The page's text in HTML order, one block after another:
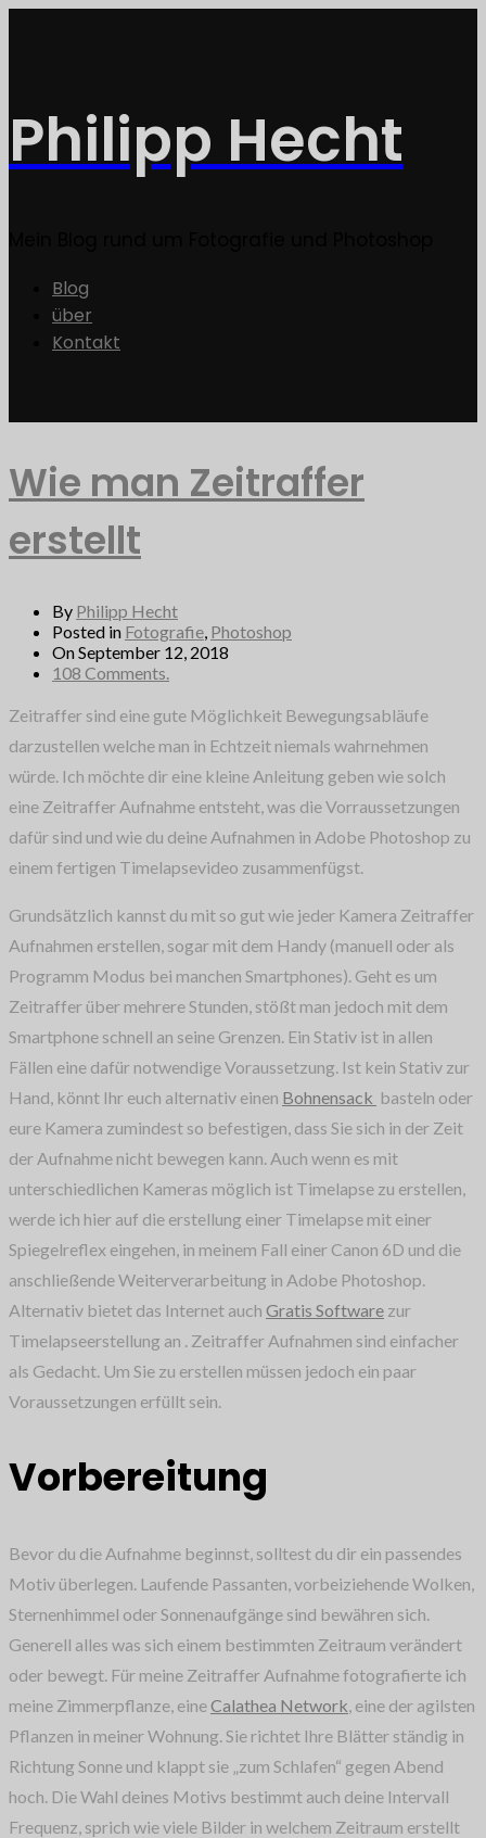
Philipp Hecht
Blog
über
Kontakt
Wie man Zeitraffer
erstellt
By Philipp Hecht
Posted in Fotografie, Photoshop
On September 12, 2018
108 Comments.
Zeitraffer sind eine gute Möglichkeit Bewegungsabläufe
darzustellen welche man in Echtzeit niemals wahrnehmen
würde. Ich möchte dir eine kleine Anleitung geben wie solch
eine Zeitraffer Aufnahme entsteht, was die Vorraussetzungen
dafür sind und wie du deine Aufnahmen in Adobe Photoshop zu
einem fertigen Timelapsevideo zusammenfügst.
Grundsätzlich kannst du mit so gut wie jeder Kamera Zeitraffer
Aufnahmen erstellen, sogar mit dem Handy (manuell oder als
Programm Modus bei manchen Smartphones). Geht es um
Zeitraffer über mehrere Stunden, stößt man jedoch mit dem
Smartphone schnell an seine Grenzen. Ein Stativ ist in allen
Fällen eine dafür notwendige Voraussetzung. Ist kein Stativ zur
Hand, könnt Ihr euch alternativ einen Bohnensack basteln oder
eure Kamera zumindest so befestigen, dass Sie sich in der Zeit
der Aufnahme nicht bewegen kann. Auch wenn es mit
unterschiedlichen Kameras möglich ist Timelapse zu erstellen,
werde ich hier auf die erstellung einer Timelapse mit einer
Spiegelreflex eingehen, in meinem Fall einer Canon 6D und die
anschließende Weiterverarbeitung in Adobe Photoshop.
Alternativ bietet das Internet auch Gratis Software zur
Timelapseerstellung an . Zeitraffer Aufnahmen sind einfacher
als Gedacht. Um Sie zu erstellen müssen jedoch ein paar
Voraussetzungen erfüllt sein.
Vorbereitung
Bevor du die Aufnahme beginnst, solltest du dir ein passendes
Motiv überlegen. Laufende Passanten, vorbeiziehende Wolken,
Sternenhimmel oder Sonnenaufgänge sind bewähren sich.
Generell alles was sich einem bestimmten Zeitraum verändert
oder bewegt. Für meine Zeitraffer Aufnahme fotografierte ich
meine Zimmerpflanze, eineCalathea Network , eine der agilsten
Pflanzen in meiner Wohnung. Sie richtet Ihre Blätter ständig in
Richtung Sonne und klappt sie „zum Schlafen“ gegen Abend
hoch. Die Wahl deines Motivs bestimmt auch deine Intervall
Frequenz, sprich wie viele Bilder in welchem Zeitraum erstellt